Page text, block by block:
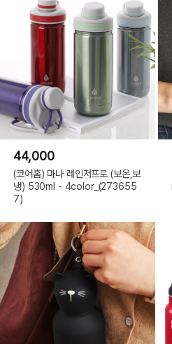
44,000
(코어홈) 마나 레인저프로 (보온,보
냉) 530ml - 4color_(273655
7)